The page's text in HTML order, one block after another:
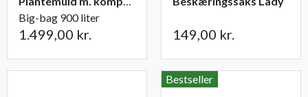
Big-bag 900 liter
1.499,00 kr. 149,00 kr.
Bestseller